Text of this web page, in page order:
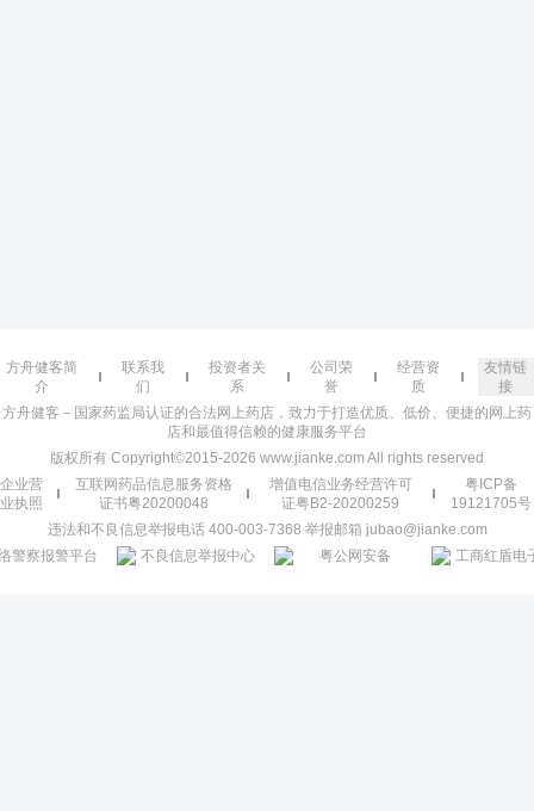
方舟健客简
介
联系我
们
投资者关
系
公司荣
誉
经营资
质
友情链
接
方舟健客－国家药监局认证的合法网上药店，致力于打造优质、低价、便捷的网上药
店和最值得信赖的健康服务平台
版权所有 Copyright©2015-2026 www.jianke.com All rights reserved
企业营
业执照
互联网药品信息服务资格
证书粤20200048
增值电信业务经营许可
证粤B2-20200259
粤ICP备
19121705号
违法和不良信息举报电话 400-003-7368 举报邮箱 jubao@jianke.com